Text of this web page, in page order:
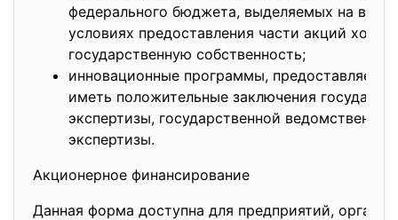
федерального бюджета, выделяемых на
условиях предоставления части акций
государственную собственность;
инновационные программы,
иметь положительные заключения
экспертизы, государственной
экспертизы.
Акционерное финансирование
Данная форма доступна для предприятий,